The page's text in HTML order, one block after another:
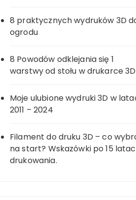
8 praktycznych wydruków 3D
ogrodu
8 Powodów odklejania się 1
warstwy od stołu w drukarce 3D
Moje ulubione wydruki 3D w
2011 – 2024
Filament do druku 3D – co
na start? Wskazówki po 15
drukowania.